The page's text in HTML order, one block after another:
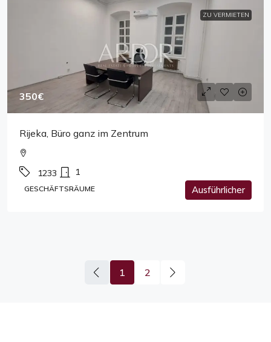
ZU VERMIETEN
350€
Rijeka, Büro ganz im Zentrum
1233 1
GESCHÄFTSRÄUME Ausführlicher
1 2